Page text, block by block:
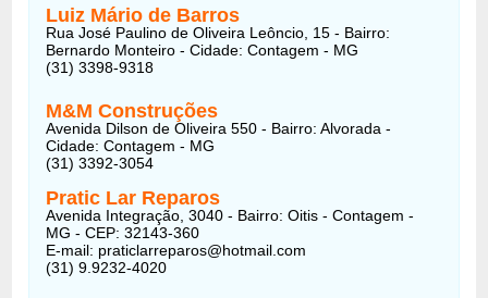
Luiz Mário de Barros
Rua José Paulino de Oliveira Leôncio, 15 - Bairro:
Bernardo Monteiro - Cidade: Contagem - MG
(31) 3398-9318
M&M Construções
Avenida Dilson de Oliveira 550 - Bairro: Alvorada -
Cidade: Contagem - MG
(31) 3392-3054
Pratic Lar Reparos
Avenida Integração, 3040 - Bairro: Oitis - Contagem -
MG - CEP: 32143-360
E-mail: praticlarreparos@hotmail.com
(31) 9.9232-4020